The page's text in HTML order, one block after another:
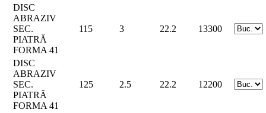
DISC
ABRAZIV
SEC.
PIATRĂ
FORMA 41
115 3 22.2 13300
DISC
ABRAZIV
SEC.
PIATRĂ
FORMA 41
125 2.5 22.2 12200